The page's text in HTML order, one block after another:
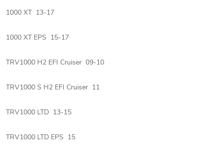
1000 XT 13-17
1000 XT EPS 15-17
TRV1000 H2 EFI Cruiser 09-10
TRV1000 S H2 EFI Cruiser 11
TRV1000 LTD 13-15
TRV1000 LTD EPS 15